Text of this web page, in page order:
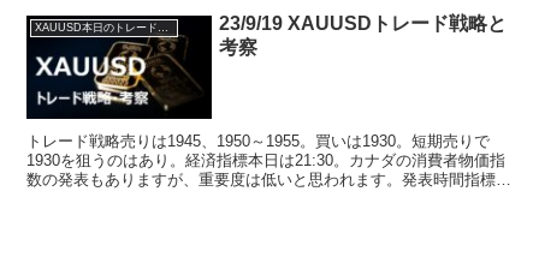
23/9/19 XAUUSDトレード戦略と
考察
トレード戦略売りは1945、1950～1955。買いは1930。短期売りで
1930を狙うのはあり。経済指標本日は21:30。カナダの消費者物価指
数の発表もありますが、重要度は低いと思われます。発表時間指標重